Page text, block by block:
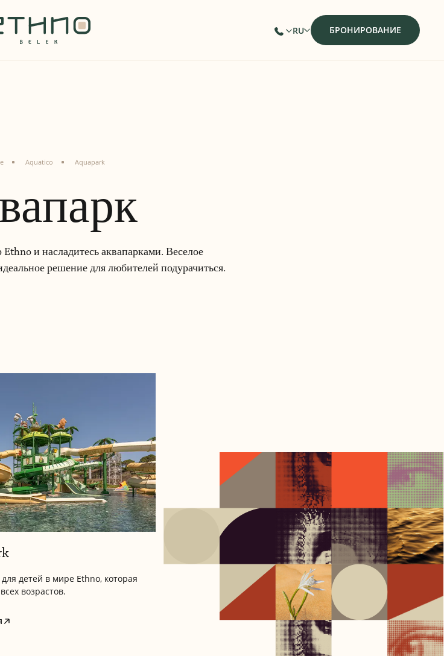
RU БРОНИРОВАНИЕ
Aquatico Aquapark
и насладитесь аквапарками. Веселое
решение для любителей подурачиться.
детей в мире Ethno, которая
возрастов.